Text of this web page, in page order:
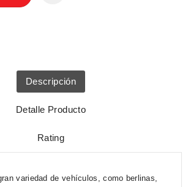
Descripción
Detalle Producto
Rating
variedad de vehículos, como berlinas,